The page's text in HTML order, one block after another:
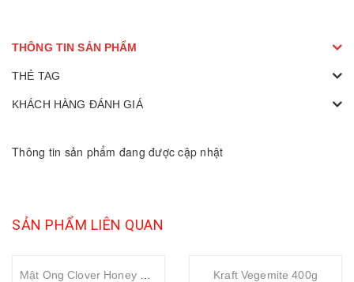
THÔNG TIN SẢN PHẨM
THẺ TAG
KHÁCH HÀNG ĐÁNH GIÁ
Thông tin sản phẩm đang được cập nhật
SẢN PHẨM LIÊN QUAN
Kraft Vegemite 400g